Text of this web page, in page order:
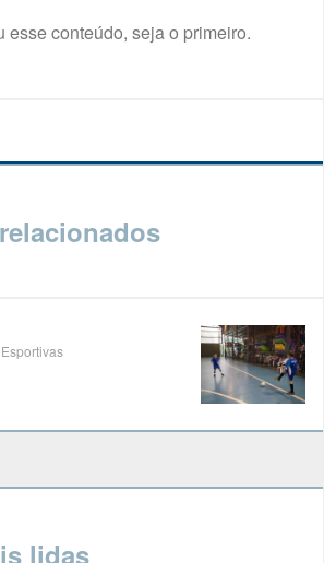
esse conteúdo, seja o primeiro.
lidas